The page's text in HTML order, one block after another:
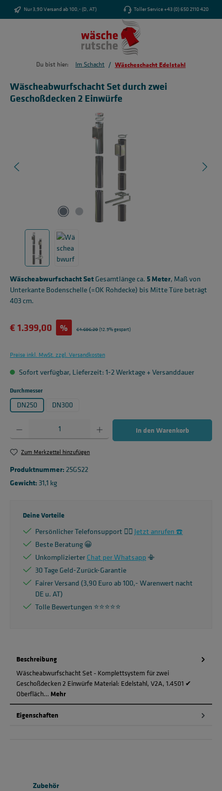
Zum Hauptinhalt springen
Nur 3,90 Versand ab 100,- (D, AT) Toller Service +43 (0) 650 2110 420
Du bist hier: Im Schacht / Wäscheschacht Edelstahl
Wäscheabwurfschacht Set durch zwei
Geschoßdecken 2 Einwürfe
Wäscheabwurfschacht SetGesamtlänge ca. 5 Meter, Maß von
Unterkante Bodenschelle (=OK Rohdecke) bis Mitte Türe beträgt
403 cm.
Verkaufspreis:
€ 1.399,00 % Regulärer Preis:
€ 1.606,20(12.9% gespart)
Preise inkl. MwSt. zzgl. Versandkosten
Sofort verfügbar, Lieferzeit: 1-2 Werktage + Versanddauer
Durchmesserauswählen
DN250 DN300
Produkt Anzahl: Gib den gewünschten Wert ein oder benutze die Schaltflächen um
In den Warenkorb
Zum Merkzettel hinzufügen
Produktnummer:25GS22
Gewicht: 31,1 kg
Deine Vorteile
Persönlicher Telefonsupport 🙋‍♂️ Jetzt anrufen ☎️
Beste Beratung 😀
UnkomplizierterChat per Whatsapp 📳
30 Tage Geld-Zurück-Garantie
Fairer Versand (3,90 Euro ab 100,- Warenwert nacht
DE u. AT)
Tolle Bewertungen ⭐️⭐️⭐️⭐️⭐️
Beschreibung
Wäscheabwurfschacht Set - Komplettsystem für zwei
Geschoßdecken 2 Einwürfe Material: Edelstahl, V2A, 1.4501 ✔
Oberfläch… Mehr
Eigenschaften
Produktgalerie überspringen
Zubehör